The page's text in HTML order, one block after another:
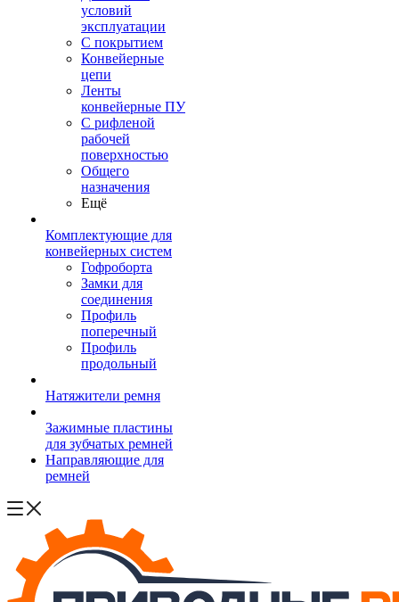
условий
эксплуатации
С покрытием
Конвейерные
цепи
Ленты
конвейерные ПУ
С рифленой
рабочей
поверхностью
Общего
назначения
Ещё
Комплектующие для
конвейерных систем
Гофроборта
Замки для
соединения
Профиль
поперечный
Профиль
продольный
Натяжители ремня
Зажимные пластины
для зубчатых ремней
Направляющие для
ремней